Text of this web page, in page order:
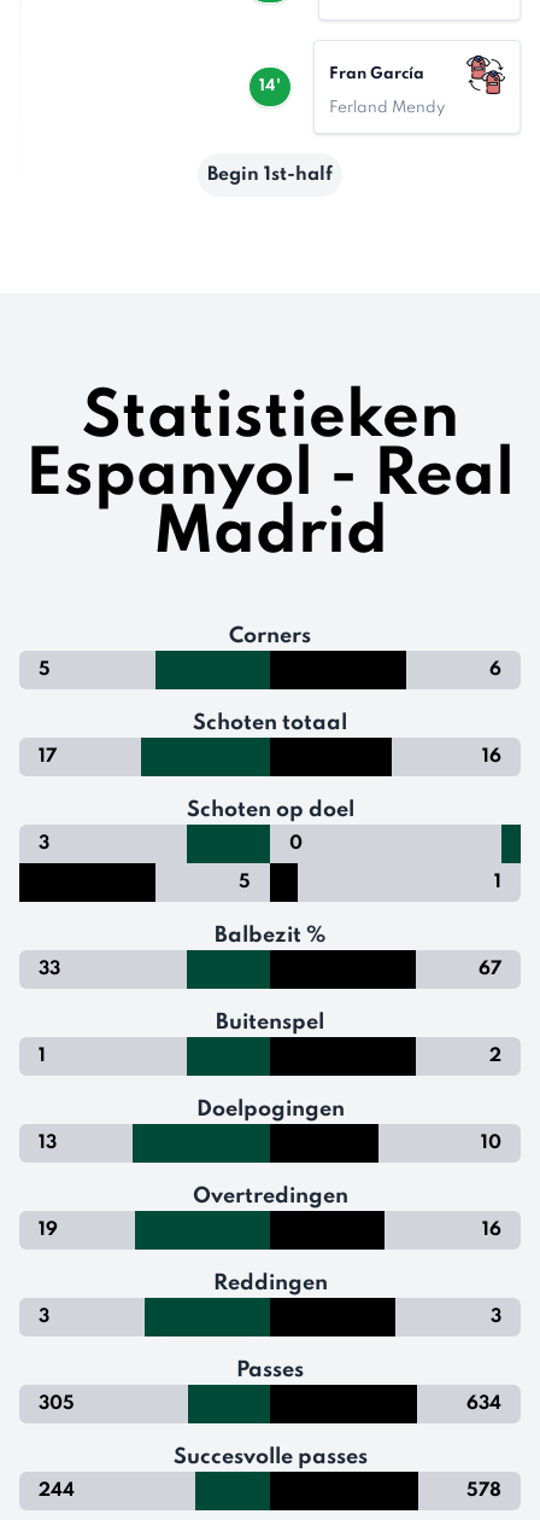
14'
Fran García
Ferland Mendy
Begin 1st-half
Statistieken
Espanyol - Real
Madrid
Corners
5 6
Schoten totaal
17 16
Schoten op doel
3
0
5
1
Balbezit %
33 67
Buitenspel
1 2
Doelpogingen
13 10
Overtredingen
19 16
Reddingen
3 3
Passes
305 634
Succesvolle passes
244 578